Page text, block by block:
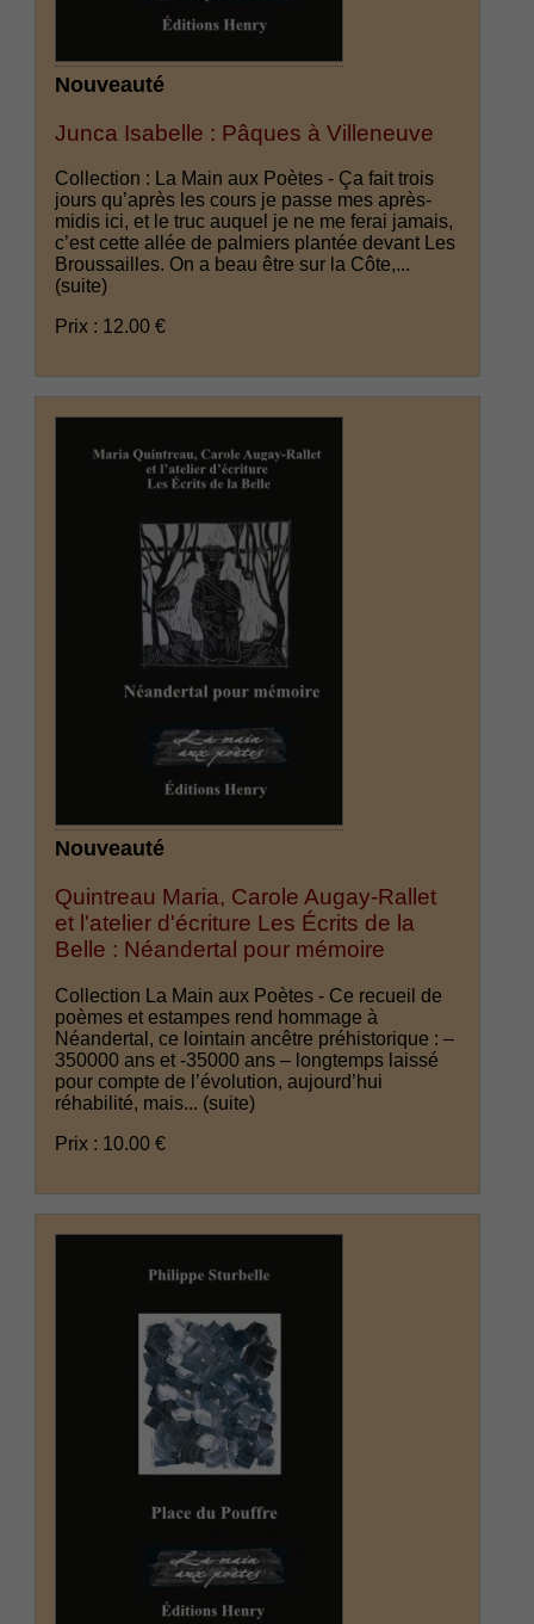
Nouveauté
Junca Isabelle : Pâques à Villeneuve
Collection : La Main aux Poètes - Ça fait trois
jours qu’après les cours je passe mes après-
midis ici, et le truc auquel je ne me ferai jamais,
c’est cette allée de palmiers plantée devant Les
Broussailles. On a beau être sur la Côte,...
(suite)
Prix : 12.00 €
Nouveauté
Quintreau Maria, Carole Augay-Rallet
et l'atelier d'écriture Les Écrits de la
Belle : Néandertal pour mémoire
Collection La Main aux Poètes - Ce recueil de
poèmes et estampes rend hommage à
Néandertal, ce lointain ancêtre préhistorique : –
350000 ans et -35000 ans – longtemps laissé
pour compte de l’évolution, aujourd’hui
réhabilité, mais... (suite)
Prix : 10.00 €